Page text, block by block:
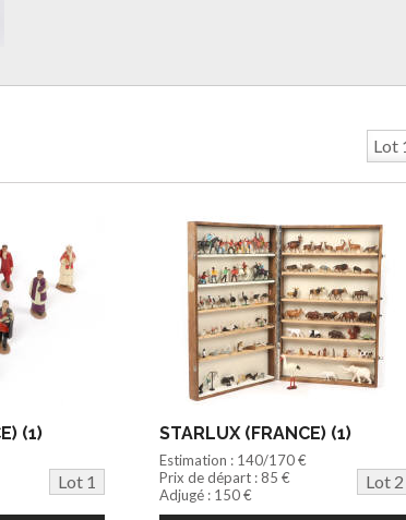
(1)
Lot 1
STARLUX (FRANCE) (1)
Estimation : 140/170 €
Prix de départ : 85 €
Lot 2
Adjugé : 150 €